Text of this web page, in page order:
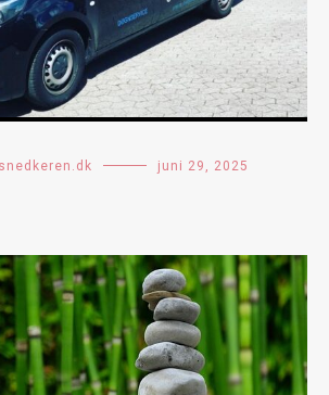
juni 29, 2025